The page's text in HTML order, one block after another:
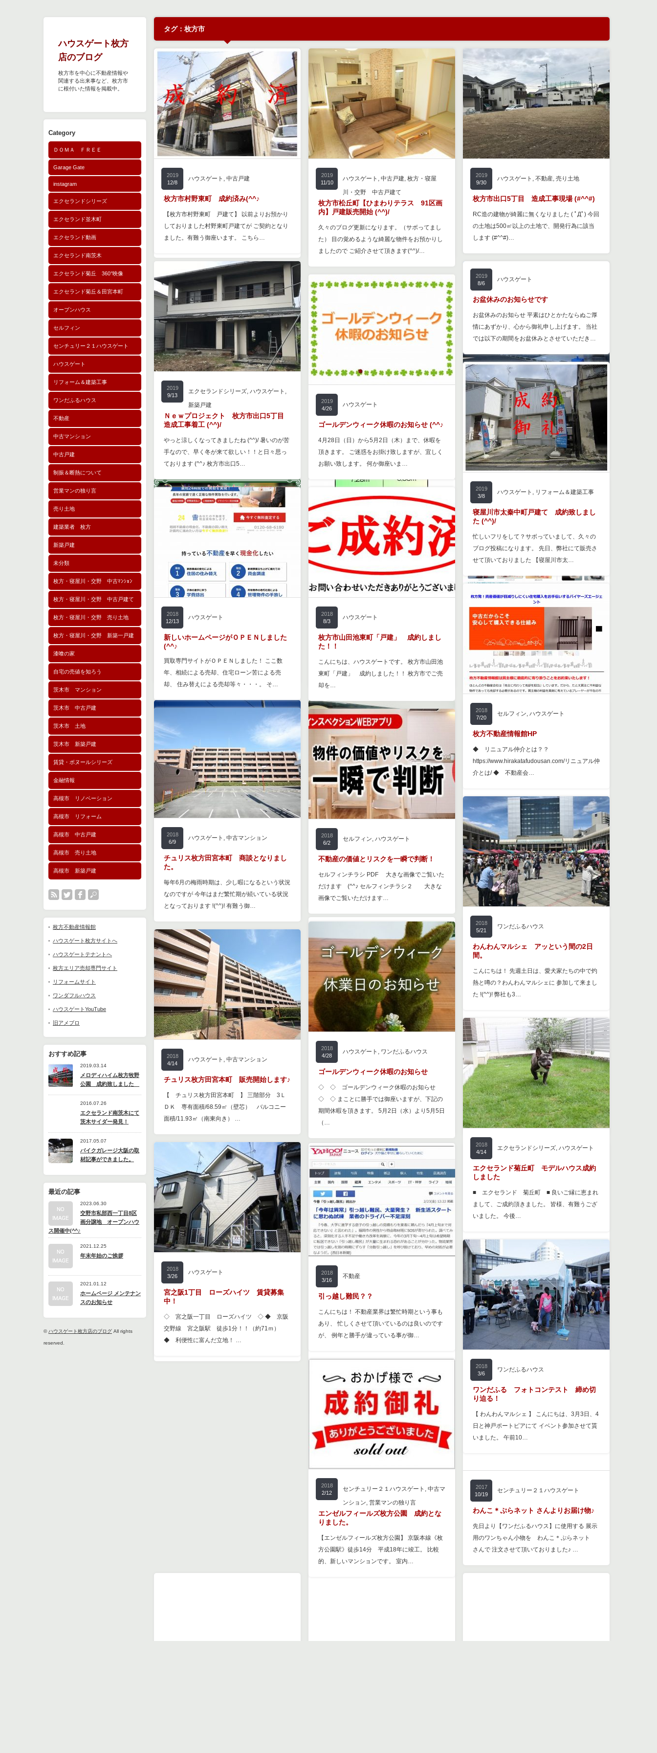
ハウスゲート枚方
店のブログ
枚方市を中心に不動産情報や
関連する出来事など、枚方市
に根付いた情報を掲載中。
Category
ＤＯＭＡ ＦＲＥＥ
Garage Gate
instagram
エクセランドシリーズ
エクセランド並木町
エクセランド動画
エクセランド南茨木
エクセランド菊丘 360°映像
エクセランド菊丘＆田宮本町
オープンハウス
セルフィン
センチュリー２１ハウスゲート
ハウスゲート
リフォーム＆建築工事
ワンだふるハウス
不動産
中古マンション
中古戸建
制振＆断熱について
営業マンの独り言
売り土地
建築業者 枚方
新築戸建
未分類
枚方・寝屋川・交野 中古ﾏﾝｼｮﾝ
枚方・寝屋川・交野 中古戸建て
枚方・寝屋川・交野 売り土地
枚方・寝屋川・交野 新築一戸建
漆喰の家
自宅の売値を知ろう
茨木市 マンション
茨木市 中古戸建
茨木市 土地
茨木市 新築戸建
賃貸・ボヌールシリーズ
金融情報
高槻市 リノベーション
高槻市 リフォーム
高槻市 中古戸建
高槻市 売り土地
高槻市 新築戸建
枚方不動産情報館
ハウスゲート枚方サイトへ
ハウスゲートテナントへ
枚方エリア売却専門サイト
リフォームサイト
ワンダフルハウス
ハウスゲートYouTube
旧アメブロ
おすすめ記事
2019.03.14
メロディハイム枚方牧野
公園 成約致しました
2016.07.26
エクセランド南茨木にて
茨木サイダー発見！
2017.05.07
バイクガレージ大阪の取
材記事ができました。
最近の記事
2023.06.30
交野市私部西一丁目8区
画分譲地 オープンハウ
ス開催中(^^♪
2021.12.25
年末年始のご挨拶
2021.01.12
ホームページ メンテナン
スのお知らせ
©ハウスゲート枚方店のブログ All rights
reserved.
タグ：枚方市
2019
12/8
ハウスゲート , 中古戸建
枚方市村野東町 成約済み(^^♪
【枚方市村野東町 戸建て】 以前よりお預かり
しておりました村野東町戸建てが ご契約となり
ました。有難う御座います。 こちら…
2019
11/10
ハウスゲート , 中古戸建, 枚方・寝屋
川・交野 中古戸建て
枚方市松丘町【ひまわりテラス 91区画
内】戸建販売開始 (^^)/
久々のブログ更新になります。（サボってまし
た） 目の覚めるような綺麗な物件をお預かりし
ましたので ご紹介させて頂きます(^^)/…
2019
9/30
ハウスゲート , 不動産, 売り土地
枚方市出口5丁目 造成工事現場 (#^^#)
RC造の建物が綺麗に無くなりました ( ﾟДﾟ) 今回
の土地は500㎡以上の土地で、開発行為に該当
します (#^^#)…
2019
9/13
エクセランドシリーズ, ハウスゲート ,
新築戸建
Ｎｅｗプロジェクト 枚方市出口5丁目
造成工事着工 (^^)/
やっと涼しくなってきましたね (^^)/ 暑いのが苦
手なので、早く冬が来て欲しい！！と日々思っ
ております (^^♪ 枚方市出口5…
2019
8/6
ハウスゲート
お盆休みのお知らせです
お盆休みのお知らせ 平素はひとかたならぬご厚
情にあずかり、心から御礼申し上げます。 当社
では以下の期間をお盆休みとさせていただき…
2019
4/26
ハウスゲート
ゴールデンウィーク休暇のお知らせ (^^♪
4月28日（日）から5月2日（木）まで、休暇を
頂きます。 ご迷惑をお掛け致しますが、宜しく
お願い致します。 何か御座いま…
2019
3/8
ハウスゲート , リフォーム＆建築工事
寝屋川市太秦中町戸建て 成約致しまし
た (^^)/
忙しいフリをして？サボっていまして、久々の
ブログ投稿になります。 先日、弊社にて販売さ
せて頂いておりました 【寝屋川市太…
2018
12/13
ハウスゲート
新しいホームページがＯＰＥＮしました
(^^♪
買取専門サイトがＯＰＥＮしました！ ここ数
年、相続による売却、住宅ローン苦による売
却、 住み替えによる売却等々・・・。 そ…
2018
8/3
ハウスゲート
枚方市山田池東町「戸建」 成約しまし
た！！
こんにちは、ハウスゲートです。 枚方市山田池
東町「戸建」 成約しました！！ 枚方市でご売
却を…
2018
7/20
セルフィン, ハウスゲート
枚方不動産情報館HP
◆ リニュアル仲介とは？？
https://www.hirakatafudousan.com/リニュアル仲
介とは/ ◆ 不動産会…
2018
6/9
ハウスゲート , 中古マンション
チュリス枚方田宮本町 商談となりまし
た。
毎年6月の梅雨時期は、少し暇になるという状況
なのですが 今年はまだ繁忙期が続いている状況
となっております !(^^)! 有難う御…
2018
6/2
セルフィン, ハウスゲート
不動産の価値とリスクを一瞬で判断！
セルフィンチラシ PDF 大きな画像でご覧いた
だけます (^^♪ セルフィンチラシ２ 大きな
画像でご覧いただけます…
2018
5/21
ワンだふるハウス
わんわんマルシェ アッという間の2日
間。
こんにちは！ 先週土日は、愛犬家たちの中で灼
熱と噂の？わんわんマルシェに 参加して来まし
た !(^^)! 弊社も3…
2018
4/28
ハウスゲート , ワンだふるハウス
ゴールデンウィーク休暇のお知らせ
◇ ◇ ゴールデンウィーク休暇のお知らせ
◇ ◇ まことに勝手では御座いますが、下記の
期間休暇を頂きます。 5月2日（水）より5月5日
（…
2018
4/14
ハウスゲート , 中古マンション
チュリス枚方田宮本町 販売開始します♪
【 チュリス枚方田宮本町 】 三階部分 3Ｌ
ＤＫ 専有面積/68.59㎡（壁芯） バルコニー
面積/11.93㎡（南東向き） …
2018
4/14
エクセランドシリーズ, ハウスゲート
エクセランド菊丘町 モデルハウス成約
しました
■ エクセランド 菊丘町 ■ 良いご縁に恵まれ
まして、ご成約頂きました。 皆様、有難うござ
いました。 今後…
2018
3/26
ハウスゲート
宮之阪1丁目 ローズハイツ 賃貸募集
中！
◇ 宮之阪一丁目 ローズハイツ ◇ ◆ 京阪
交野線 宮之阪駅 徒歩1分！！（約71ｍ）
◆ 利便性に富んだ立地！ …
2018
3/16
不動産
引っ越し難民？？
こんにちは！ 不動産業界は繁忙時期という事も
あり、 忙しくさせて頂いているのは良いのです
が、 例年と勝手が違っている事が御…
2018
3/6
ワンだふるハウス
ワンだふる フォトコンテスト 締め切
り迫る！
【 わんわんマルシェ 】 こんにちは、3月3日、4
日と神戸ポートピアにて イベント参加させて貰
いました。 午前10…
2018
2/12
センチュリー２１ハウスゲート , 中古マ
ンション, 営業マンの独り言
エンゼルフィールズ枚方公園 成約とな
りました。
【エンゼルフィールズ枚方公園】 京阪本線《枚
方公園駅》徒歩14分 平成18年に竣工。 比較
的、新しいマンションです。 室内…